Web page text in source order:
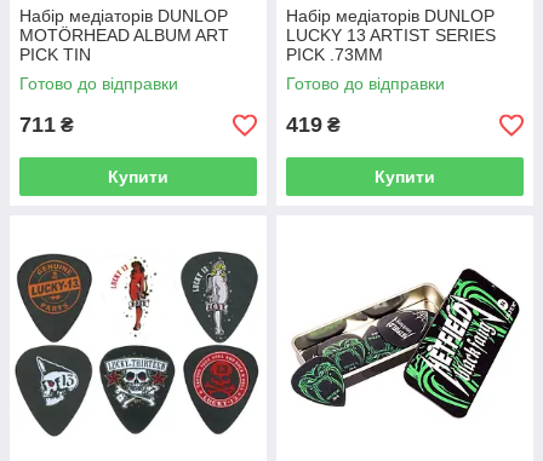
Набір медіаторів DUNLOP
MOTÖRHEAD ALBUM ART
PICK TIN
Готово до відправки
711 ₴
Купити
Набір медіаторів DUNLOP
LUCKY 13 ARTIST SERIES
PICK .73MM
Готово до відправки
419 ₴
Купити